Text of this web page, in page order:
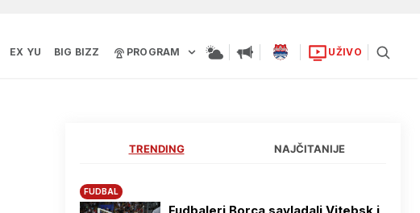
EX YU BIG BIZZ PROGRAM UŽIVO
TRENDING NAJČITANIJE
FUDBAL